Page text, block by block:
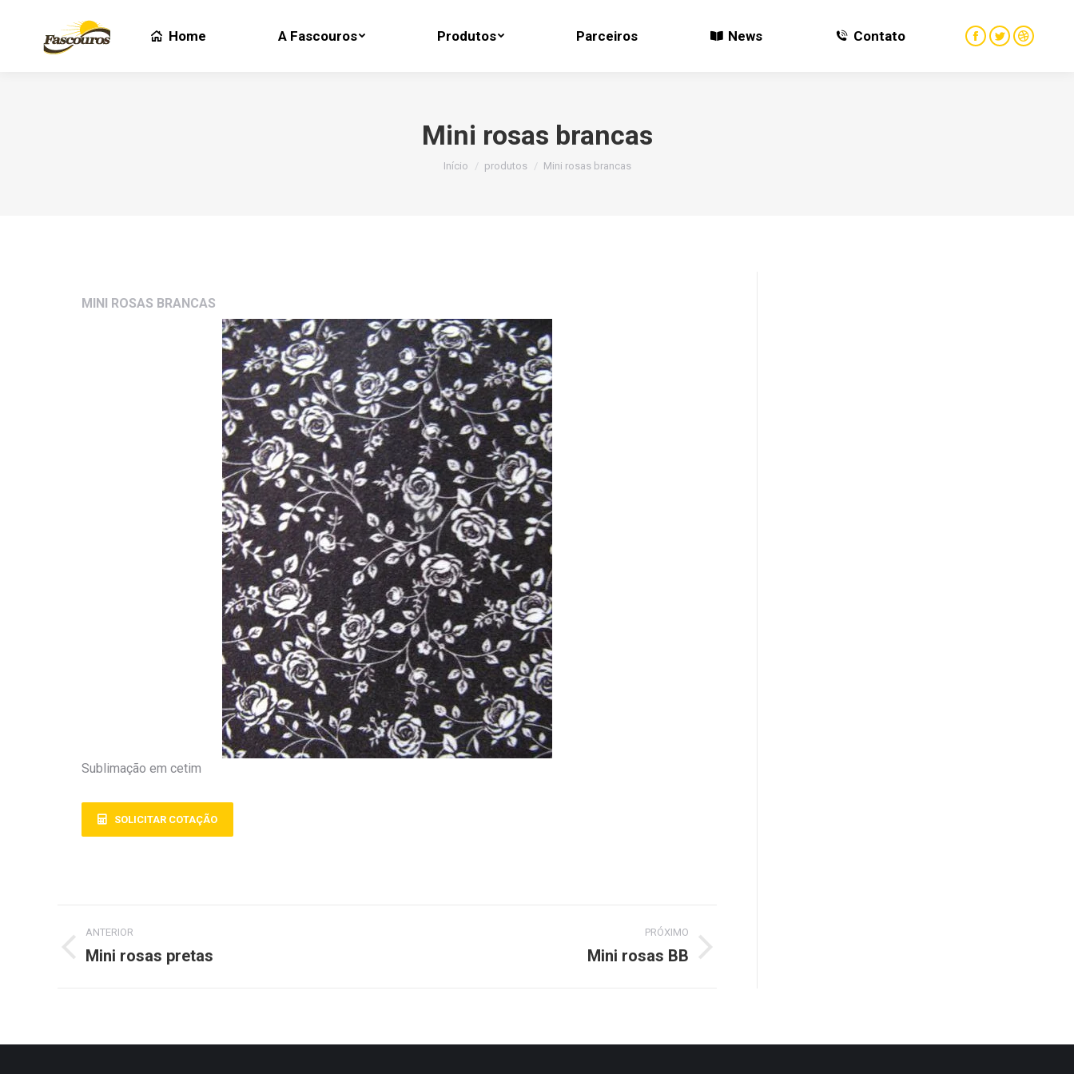
Home A Fascouros Produtos Parceiros News Contato
Mini rosas brancas
Você está aqui:
Início produtos Mini rosas brancas
MINI ROSAS BRANCAS
Sublimação em cetim
SOLICITAR COTAÇÃO
ANTERIOR
Mini rosas pretas
PRÓXIMO
Mini rosas BB